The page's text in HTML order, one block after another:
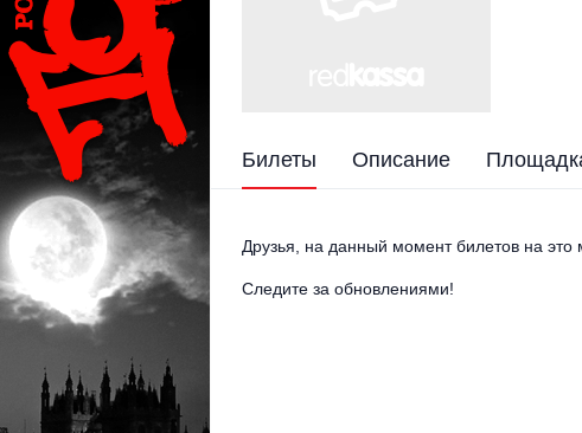
Билеты Описание
Друзья, на данный момент билетов на
Следите за обновлениями!